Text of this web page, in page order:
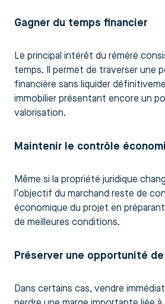
Gagner du temps financier
Le principal intérêt du réméré
temps. Il permet de traverser une
financière sans liquider
immobilier présentant encore un
valorisation.
Maintenir le contrôle
Même si la propriété juridique
l’objectif du marchand reste de
économique du projet en
de meilleures conditions.
Préserver une opportunité
Dans certains cas, vendre